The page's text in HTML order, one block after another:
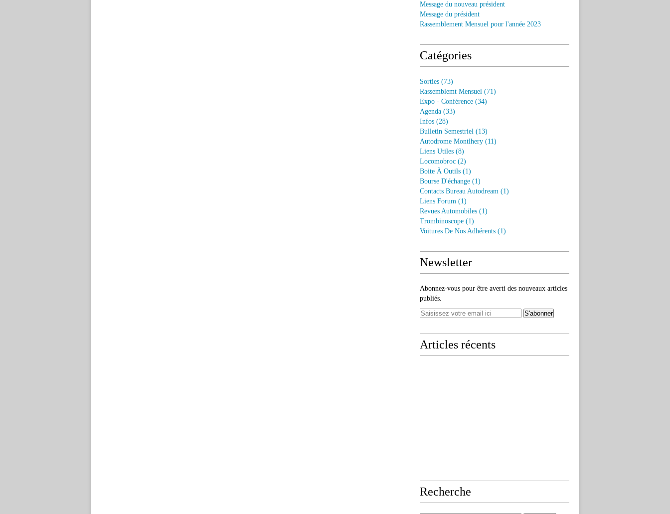
Message du nouveau président
Message du président
Rassemblement Mensuel pour l'année 2023
Catégories
Sorties (73)
Rassemblemt Mensuel (71)
Expo - Conférence (34)
Agenda (33)
Infos (28)
Bulletin Semestriel (13)
Autodrome Montlhery (11)
Liens Utiles (8)
Locomobroc (2)
Boite À Outils (1)
Bourse D'échange (1)
Contacts Bureau Autodream (1)
Liens Forum (1)
Revues Automobiles (1)
Trombinoscope (1)
Voitures De Nos Adhérents (1)
Newsletter
Abonnez-vous pour être averti des nouveaux articles
publiés.
Articles récents
Recherche